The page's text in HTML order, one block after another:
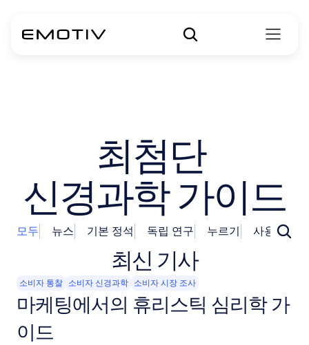
최첨단
신경과학 가이드
모두 뉴스 기본 정석 독립 연구 누르기 사용 방법
최신 기사
소비자 통찰 소비자 신경과학 소비자 시장 조사
마케팅에서의 휴리스틱 심리학 가
이드